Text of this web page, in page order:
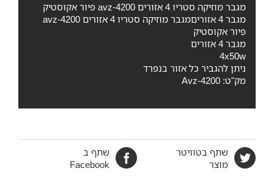
מגבר מוזיקה סטריו 4 אזורים avz-4200 פיור אקוסטיק
מגבר 4 אזוריםמגבר מוזיקה סטריו 4 אזורים avz-4200
פיור אקוסטיק
מגבר 4 אזורים
4x50w
ניתן להגביר כל אזור בנפרד
מק"ט: Avz-4200
שתף ב
Facebook
שתף בטוויטר
מוצר